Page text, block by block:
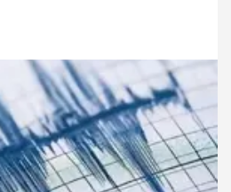
buharların faaliyetleri, bu
fırtınalarının ortaya
karşımıza çıkıyor" dedi.